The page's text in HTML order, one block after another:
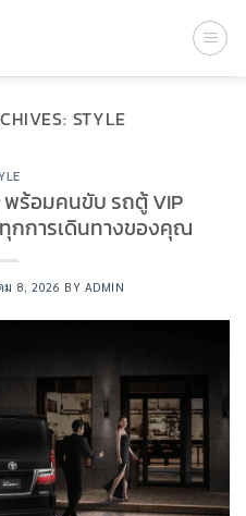
STYLE
พร้อมคนขับ รถตู้ VIP
กการเดินทางของคุณ
8, 2026 BY ADMIN